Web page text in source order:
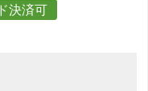
決済可